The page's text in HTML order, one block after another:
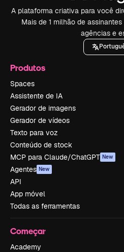
A plataforma criativa para você
Mais de 1 milhão de
agências e
Produtos
Spaces
Assistente de IA
Gerador de imagens
Gerador de vídeos
Texto para voz
Conteúdo de stock
MCP para Claude/ChatGPT New
Agentes New
API
App móvel
Todas as ferramentas
Começar
Academy